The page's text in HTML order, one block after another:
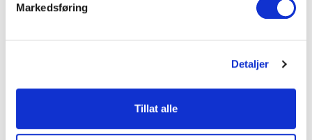
Markedsføring
Detaljer
Tillat alle
vitenskap, teknologi og
engasjerende og humoristisk
kommunikasjon, samarbeid
Svein Tore
Terje Svabø